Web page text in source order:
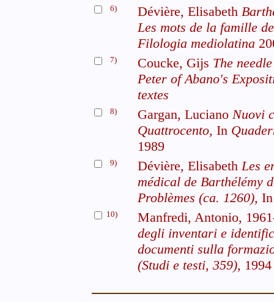
6) Dévière, Elisabeth
Les mots de la famille
Filologia mediolatina
7) Coucke, Gijs The
Peter of Abano's
textes
8) Gargan, Luciano Nuovi
Quattrocento, In
1989
9) Dévière, ElisabethLes
médical de Barthélémy
Problèmes (ca. 1260),
10)
Manfredi, Antonio,
degli inventari e
documenti sulla
(Studi e testi, 359), 1994